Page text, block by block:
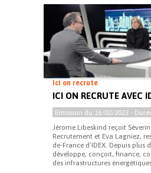
Ici on recrute
ICI ON RECRUTE AVEC
Emission du 16/02/2023 -
Jérome Libeskind reçoit
Recrutement et Eva Lagniez,
de-France d’IDEX. Depuis plus
développe, conçoit, finance,
des infrastructures